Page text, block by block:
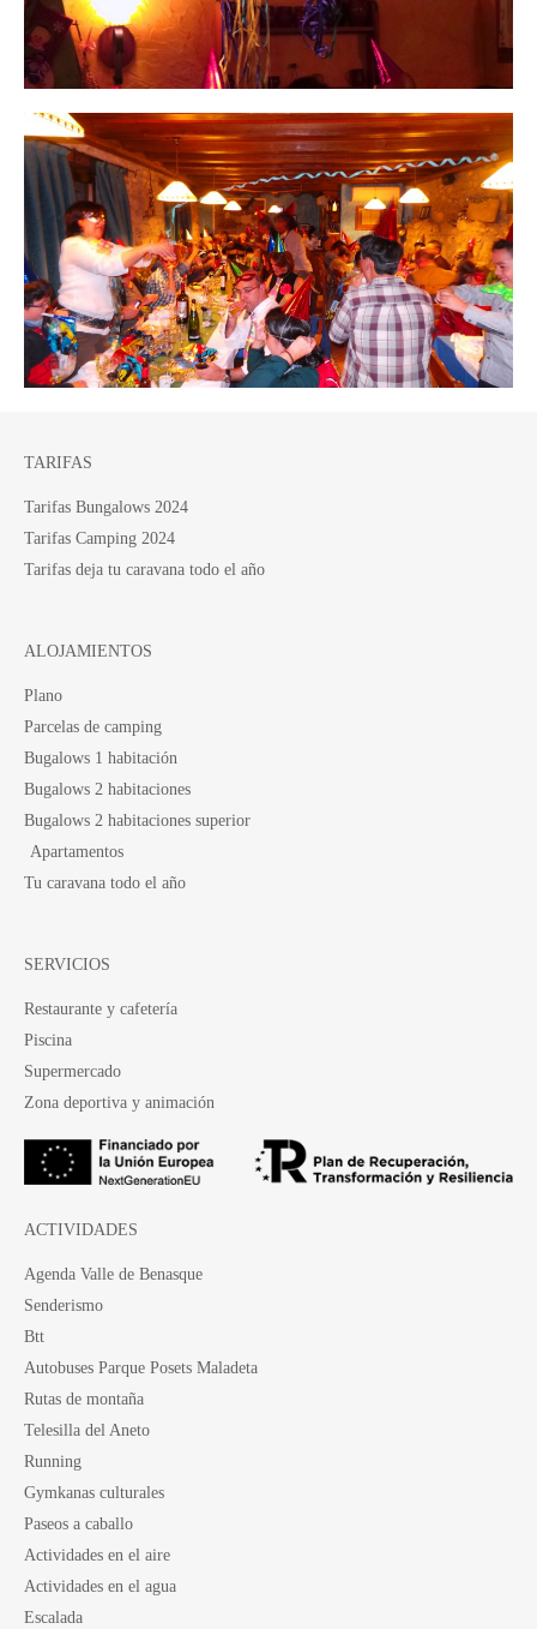
TARIFAS
Tarifas Bungalows 2024
Tarifas Camping 2024
Tarifas deja tu caravana todo el año
ALOJAMIENTOS
Plano
Parcelas de camping
Bugalows 1 habitación
Bugalows 2 habitaciones
Bugalows 2 habitaciones superior
Apartamentos
Tu caravana todo el año
SERVICIOS
Restaurante y cafetería
Piscina
Supermercado
Zona deportiva y animación
ACTIVIDADES
Agenda Valle de Benasque
Senderismo
Btt
Autobuses Parque Posets Maladeta
Rutas de montaña
Telesilla del Aneto
Running
Gymkanas culturales
Paseos a caballo
Actividades en el aire
Actividades en el agua
Escalada